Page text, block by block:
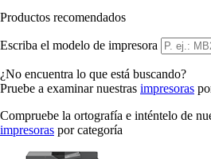
Productos recomendados
Escriba el modelo de impresora
¿No encuentra lo que está buscando?
Pruebe a examinar nuestras impresoras
Compruebe la ortografía e inténtelo de
impresoras por categoría